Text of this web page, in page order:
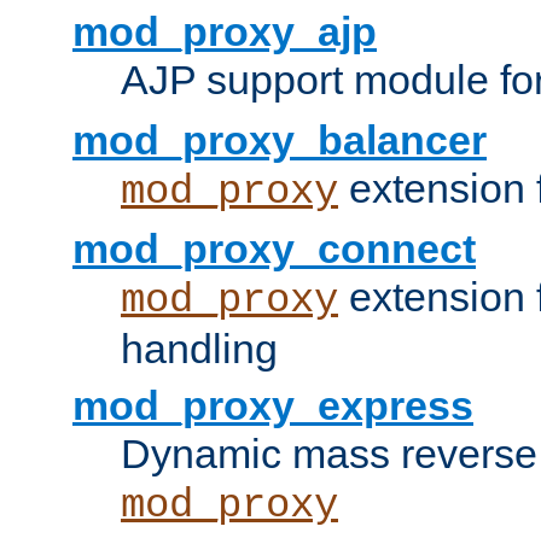
mod_proxy_ajp
AJP support module
mod_proxy_balancer
mod_proxy extension
mod_proxy_connect
mod_proxy
handling
mod_proxy_express
Dynamic mass
mod_proxy